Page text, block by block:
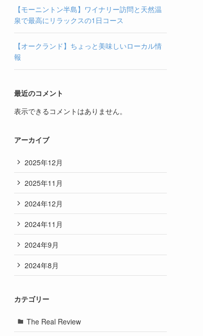
【モーニントン半島】ワイナリー訪問と天然温
泉で最高にリラックスの1日コース
【オークランド】ちょっと美味しいローカル情
報
最近のコメント
表示できるコメントはありません。
アーカイブ
2025年12月
2025年11月
2024年12月
2024年11月
2024年9月
2024年8月
カテゴリー
The Real Review